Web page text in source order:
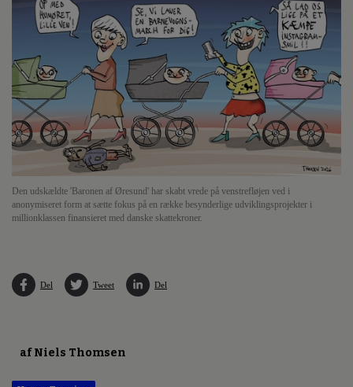
Den udskældte 'Baronen af Øresund' har skabt vrede på venstrefløjen ved i
anonymiseret form at sætte fokus på en række besynderlige udviklingsprojekter i
millionklassen finansieret med danske skattekroner.
Del Tweet Del
af Niels Thomsen